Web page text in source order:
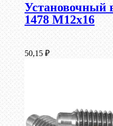
Установочный
1478 М12х16
50,15 ₽